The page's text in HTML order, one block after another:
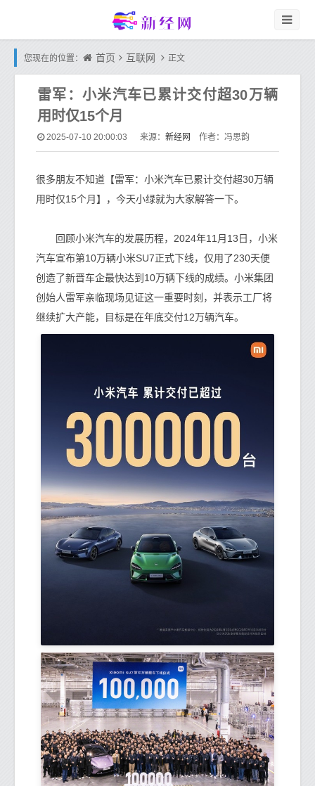
您现在的位置： 首页 互联网 正文
雷军：小米汽车已累计交付超30万辆
用时仅15个月
2025-07-10 20:00:03 来源： 新经网 作者：冯思韵
很多朋友不知道【雷军：小米汽车已累计交付超30万辆
用时仅15个月】，今天小绿就为大家解答一下。
回顾小米汽车的发展历程，2024年11月13日，小米
汽车宣布第10万辆小米SU7正式下线，仅用了230天便
创造了新晋车企最快达到10万辆下线的成绩。小米集团
创始人雷军亲临现场见证这一重要时刻，并表示工厂将
继续扩大产能，目标是在年底交付12万辆汽车。